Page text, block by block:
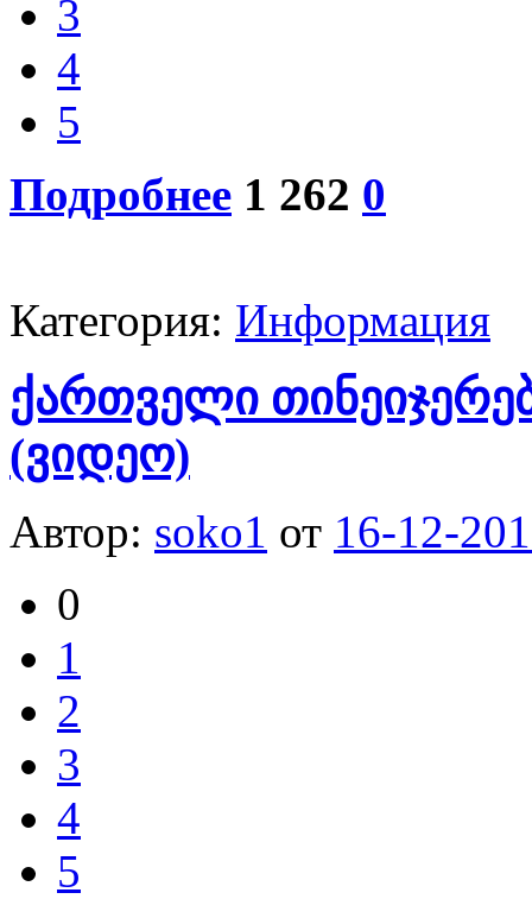
3
4
5
Подробнее 1 262 0
Категория: Информация
ქართველი
(ვიდეო)
Автор: soko1 от 16-12-
0
1
2
3
4
5